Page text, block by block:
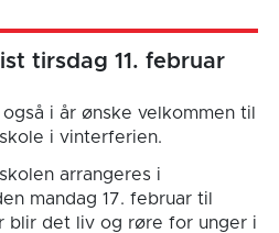
tirsdag 11. februar
i år ønske velkommen til
i vinterferien.
arrangeres i
mandag 17. februar til
blir det liv og røre for unger i